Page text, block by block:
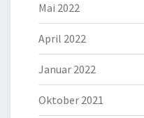
Mai 2022
April 2022
Januar 2022
Oktober 2021